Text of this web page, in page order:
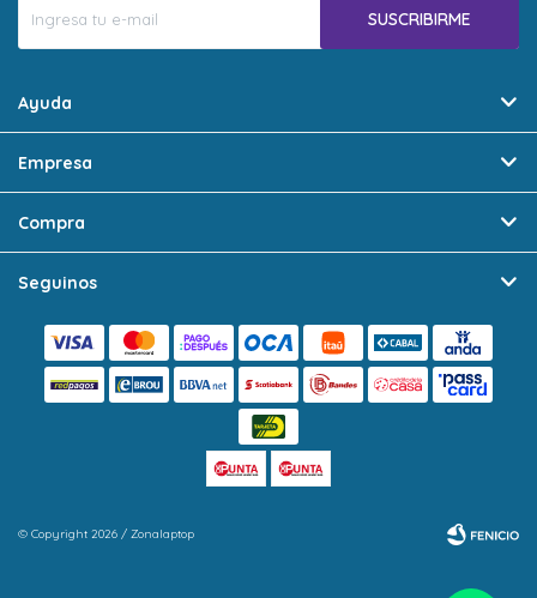
SUSCRIBIRME
Ayuda
Empresa
Compra
Seguinos
© Copyright 2026 / Zonalaptop